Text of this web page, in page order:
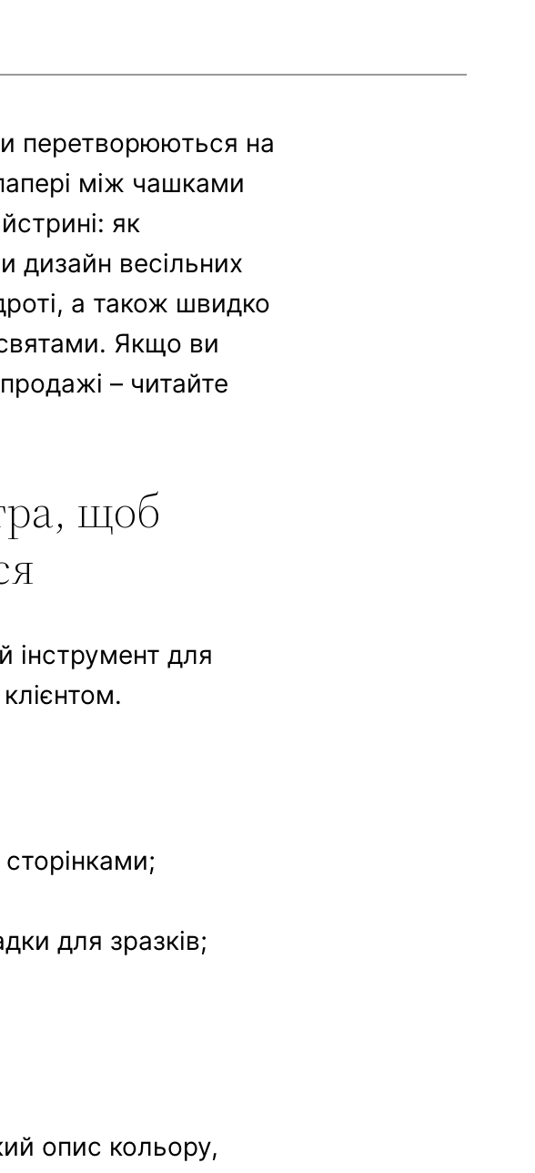
перетворюються на
між чашками
як
дизайн весільних
а також швидко
святами. Якщо ви
– читайте
щоб
інструмент для
для зразків;
опис кольору,